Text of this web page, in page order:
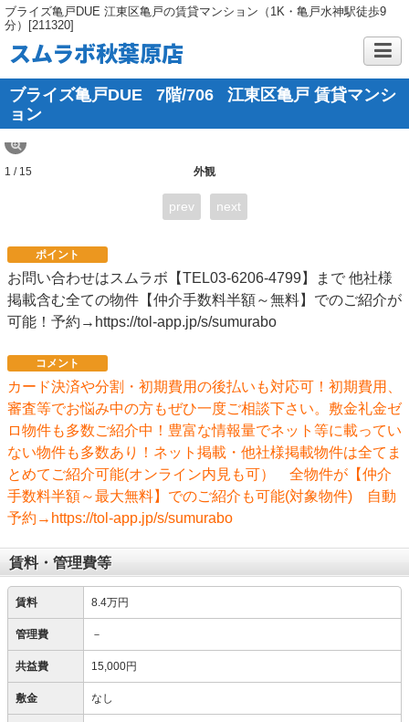
ブライズ亀戸DUE 江東区亀戸の賃貸マンション（1K・亀戸水神駅徒歩9
分）[211320]
スムラボ秋葉原店
ブライズ亀戸DUE 7階/706
江東区亀戸 賃貸マンシ
ョン
外観
1 / 15
prev next
ポイント
お問い合わせはスムラボ【TEL03-6206-4799】まで 他社様
掲載含む全ての物件【仲介手数料半額～無料】でのご紹介が
可能！予約→https://tol-app.jp/s/sumurabo
コメント
カード決済や分割・初期費用の後払いも対応可！初期費用、
審査等でお悩み中の方もぜひ一度ご相談下さい。敷金礼金ゼ
ロ物件も多数ご紹介中！豊富な情報量でネット等に載ってい
ない物件も多数あり！ネット掲載・他社様掲載物件は全てま
とめてご紹介可能(オンライン内見も可） 全物件が【仲介
手数料半額～最大無料】でのご紹介も可能(対象物件) 自動
予約→https://tol-app.jp/s/sumurabo
賃料・管理費等
賃料 8.4万円
管理費 －
共益費 15,000円
敷金 なし